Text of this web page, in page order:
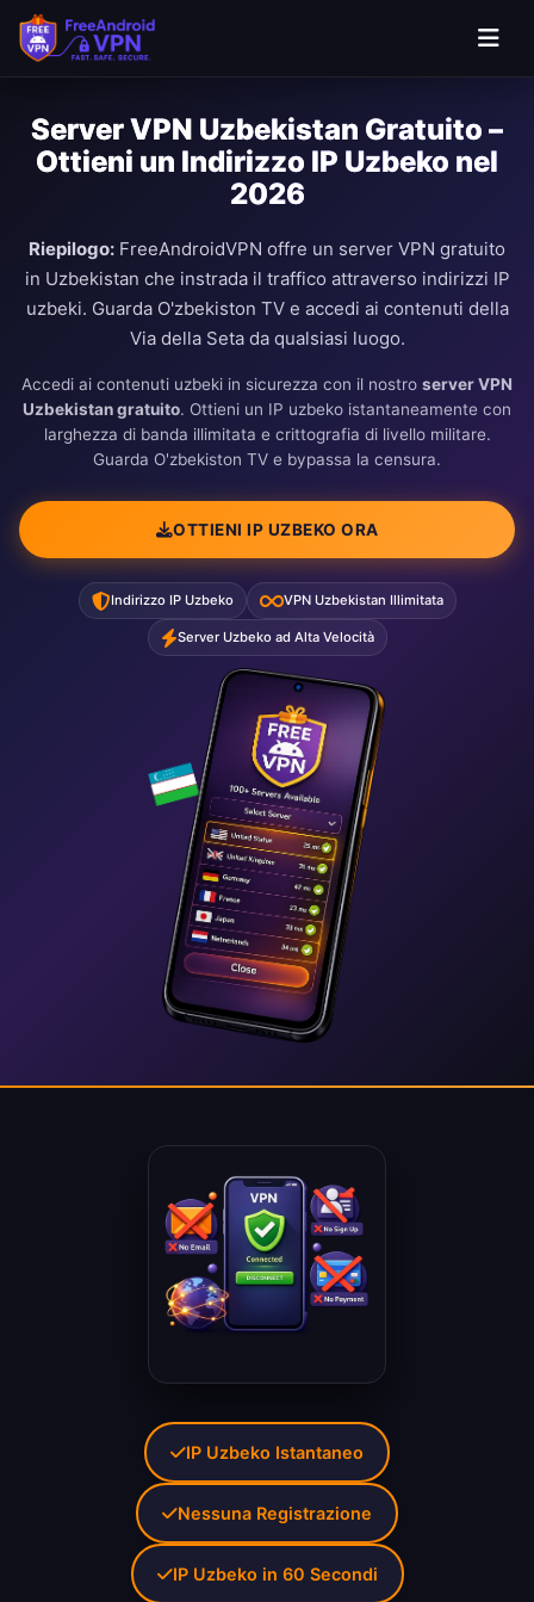
Server VPN Uzbekistan Gratuito –
Ottieni un Indirizzo IP Uzbeko nel
2026
Riepilogo: FreeAndroidVPN offre un server VPN gratuito
in Uzbekistan che instrada il traffico attraverso indirizzi IP
uzbeki. Guarda O'zbekiston TV e accedi ai contenuti della
Via della Seta da qualsiasi luogo.
Accedi ai contenuti uzbeki in sicurezza con il nostro server VPN
Uzbekistan gratuito. Ottieni un IP uzbeko istantaneamente con
larghezza di banda illimitata e crittografia di livello militare.
Guarda O'zbekiston TV e bypassa la censura.
OTTIENI IP UZBEKO ORA
Indirizzo IP Uzbeko VPN Uzbekistan Illimitata
Server Uzbeko ad Alta Velocità
IP Uzbeko Istantaneo
Nessuna Registrazione
IP Uzbeko in 60 Secondi